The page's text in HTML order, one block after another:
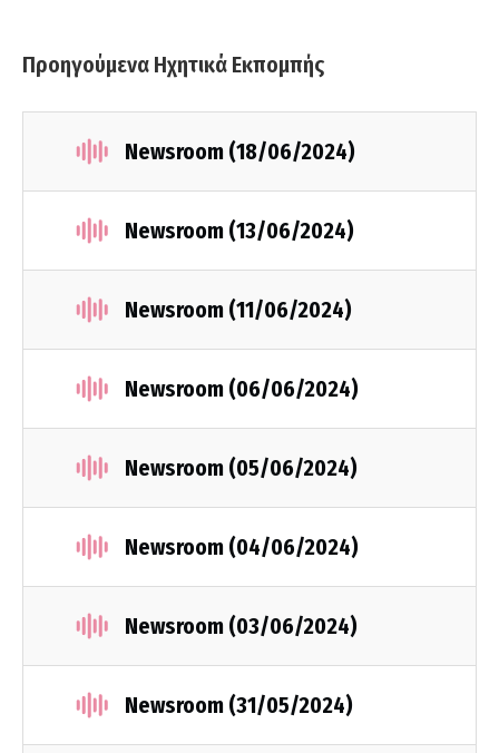
Προηγούμενα Ηχητικά Εκπομπής
Newsroom (18/06/2024)
Newsroom (13/06/2024)
Newsroom (11/06/2024)
Newsroom (06/06/2024)
Newsroom (05/06/2024)
Newsroom (04/06/2024)
Newsroom (03/06/2024)
Newsroom (31/05/2024)